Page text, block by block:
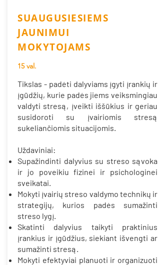
SUAUGUSIESIEMS
JAUNIMUI
MOKYTOJAMS
15 val.
Tikslas - padėti dalyviams įgyti įrankių ir
įgūdžių, kurie padės jiems veiksmingiau
valdyti stresą, įveikti iššūkius ir geriau
susidoroti su įvairiomis stresą
sukeliančiomis situacijomis.
Uždaviniai:
Supažindinti dalyvius su streso sąvoka
ir jo poveikiu fizinei ir psichologinei
sveikatai.
Mokyti įvairių streso valdymo technikų ir
strategijų, kurios padės sumažinti
streso lygį.
Skatinti dalyvius taikyti praktinius
įrankius ir įgūdžius, siekiant išvengti ar
sumažinti stresą.
Mokyti efektyviai planuoti ir organizuoti